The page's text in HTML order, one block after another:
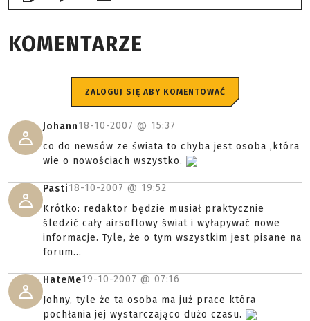
KOMENTARZE
ZALOGUJ SIĘ ABY KOMENTOWAĆ
Johann18-10-2007 @ 15:37
co do newsów ze świata to chyba jest osoba ,która
wie o nowościach wszystko.
Pasti18-10-2007 @ 19:52
Krótko: redaktor będzie musiał praktycznie
śledzić cały airsoftowy świat i wyłapywać nowe
informacje. Tyle, że o tym wszystkim jest pisane na
forum...
HateMe19-10-2007 @ 07:16
Johny, tyle że ta osoba ma już prace która
pochłania jej wystarczająco dużo czasu.